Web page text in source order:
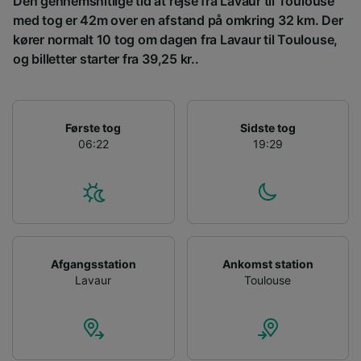
med tog er 42m over en afstand på omkring 32 km. Der
kører normalt 10 tog om dagen fra Lavaur til Toulouse,
og billetter starter fra 39,25 kr..
Første tog
06:22
Sidste tog
19:29
Afgangsstation
Lavaur
Ankomst station
Toulouse
målgruppeundersøgelser og udvikling af
tjenester.
Liste over partnere (leverandører)